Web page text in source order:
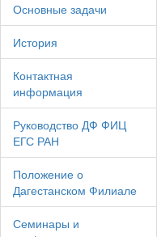
Основные задачи
История
Контактная
информация
Руководство ДФ ФИЦ
ЕГС РАН
Положение о
Дагестанском Филиале
Семинары и